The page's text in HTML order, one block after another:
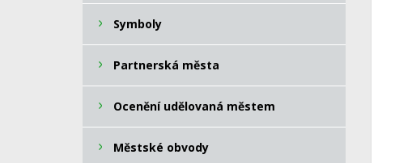
Symboly
Partnerská města
Ocenění udělovaná městem
Městské obvody